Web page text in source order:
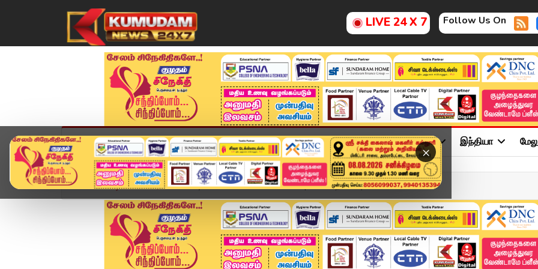
LIVE 24 X 7 Follow Us On
×
முகப்பு விளையாட்டு அண்மை தமிழ்நாடு சினிமா அரசியல் விளையாட்டு இந்தியா
Home வீடியோ ஸ்டோரி Today Headlines - 07 June 2026 | 6 மணி தலைப்புச...